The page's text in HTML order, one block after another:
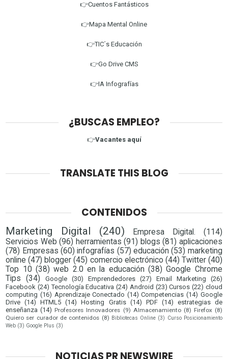
👉Cuentos Fantásticos
👉Mapa Mental Online
👉TIC´s Educación
👉Go Drive CMS
👉IA Infografías
¿BUSCAS EMPLEO?
👉Vacantes aquí
TRANSLATE THIS BLOG
CONTENIDOS
Marketing Digital (240) Empresa Digital.
(114)
Servicios Web (96) herramientas (91) blogs (81) aplicaciones
(78) Empresas (60) infografías (57) educación (53) marketing
online (47) blogger (45) comercio electrónico (44) Twitter (40)
Top 10 (38) web 2.0 en la educación (38) Google Chrome
Tips
(34) Google (30) Emprendedores (27) Email Marketing
(26)
Facebook (24) Tecnología Educativa (24) Android (23) Cursos (22) cloud
computing (16) Aprendizaje Conectado (14) Competencias (14) Google
Drive (14) HTML5 (14) Hosting Gratis (14) PDF (14) estrategias de
enseñanza (14) Profesores Innovadores (9) Almacenamiento (8) Firefox (8)
Quiero ser curador de contenidos (8) Bibliotecas Online (3) Curso Posicionamiento
Web (3) Google Plus (3)